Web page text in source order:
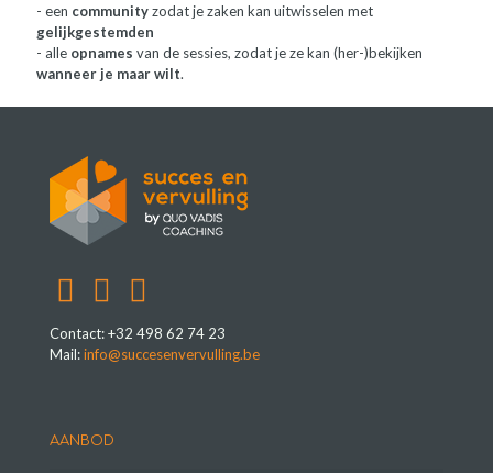
- een communityzodat je zaken kan uitwisselen met
gelijkgestemden
- alle opnames van de sessies, zodat je ze kan (her-)bekijken
wanneer je maar wilt.
Contact: +32 498 62 74 23
Mail:info@succesenvervulling.be
AANBOD